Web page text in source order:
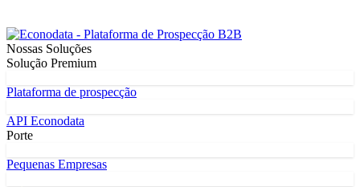
Nossas Soluções
Solução Premium
Plataforma de prospecção
API Econodata
Porte
Pequenas Empresas